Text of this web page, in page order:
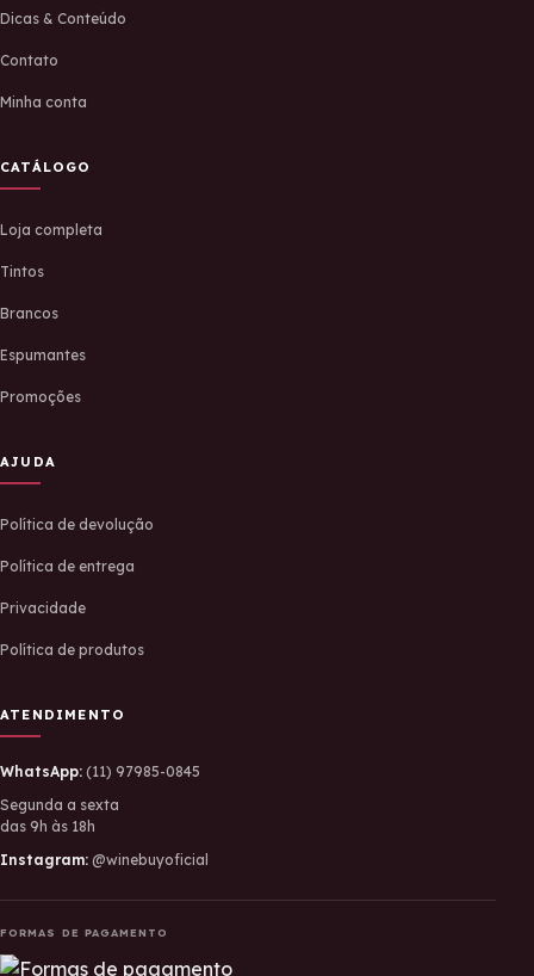
Dicas & Conteúdo
Contato
Minha conta
CATÁLOGO
Loja completa
Tintos
Brancos
Espumantes
Promoções
AJUDA
Política de devolução
Política de entrega
Privacidade
Política de produtos
ATENDIMENTO
WhatsApp: (11) 97985-0845
Segunda a sexta
das 9h às 18h
Instagram: @winebuyoficial
FORMAS DE PAGAMENTO